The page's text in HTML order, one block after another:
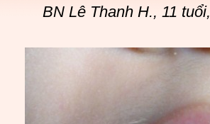
BN Lê Thanh H., 11